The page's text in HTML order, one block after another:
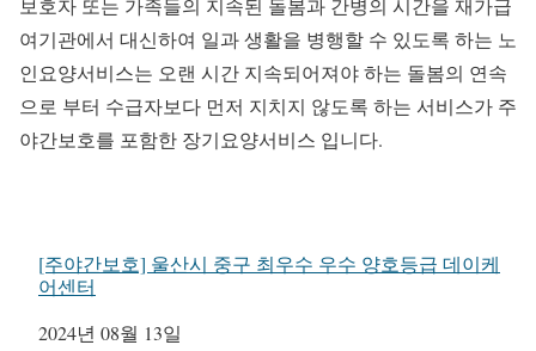
보호자 또는 가족들의 지속된 돌봄과 간병의 시간을 재가급
여기관에서 대신하여 일과 생활을 병행할 수 있도록 하는 노
인요양서비스는 오랜 시간 지속되어져야 하는 돌봄의 연속
으로 부터 수급자보다 먼저 지치지 않도록 하는 서비스가 주
야간보호를 포함한 장기요양서비스 입니다.
[주야간보호] 울산시 중구 최우수 우수 양호등급 데이케
어센터
일자
2024년 08월 13일